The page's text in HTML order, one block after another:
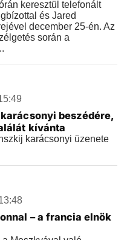
keresztül telefonált
és Jared
december 25-én. Az
során a
beszédére,
kívánta
karácsonyi üzenete
– a francia elnök